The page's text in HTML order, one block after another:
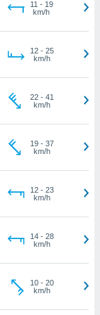
11 - 19
km/h
12- 25
km/h
22- 41
km/h
19- 37
km/h
12- 23
km/h
14- 28
km/h
10- 20
km/h